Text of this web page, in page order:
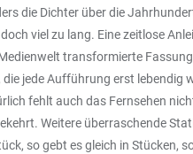
die Dichter über die
viel zu lang. Eine zeitlose
transformierte
jede Aufführung erst lebendig
fehlt auch das Fernsehen
Weitere überraschende
so gebt es gleich in Stücken,